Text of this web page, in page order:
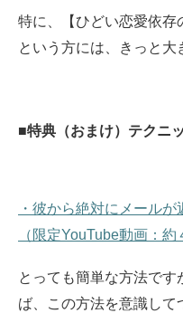
特に、【ひどい恋愛依存
という方には、きっと大
■特典（おまけ）テクニ
・彼から絶対にメール
（限定YouTube動画：約
とっても簡単な方法で
ば、この方法を意識して